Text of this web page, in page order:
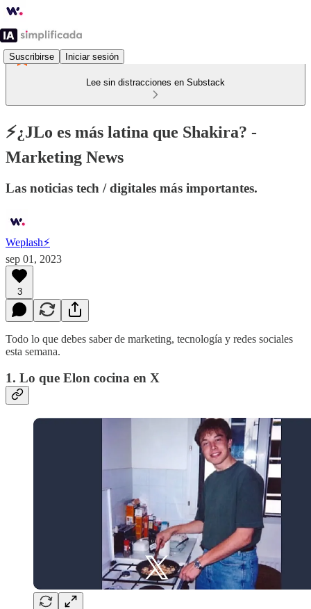
Suscribirse Iniciar sesión
Lee sin distracciones en Substack
⚡️¿JLo es más latina que Shakira? -
Marketing News
Las noticias tech / digitales más importantes.
Weplash⚡️
sep 01, 2023
3
Todo lo que debes saber de marketing, tecnología y redes sociales
esta semana.
1. Lo que Elon cocina en X